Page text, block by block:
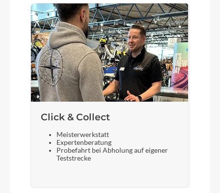
Shimano
Steuersatz
VP Integrated, Top 1 1/8", Bottom 1 1/2"
Sattel
Natural Fit Sequence
Gabel
SR Suntour NEX HLO, 63mm, Lockout
Click & Collect
Meisterwerkstatt
Expertenberatung
Probefahrt bei Abholung auf eigener
Teststrecke